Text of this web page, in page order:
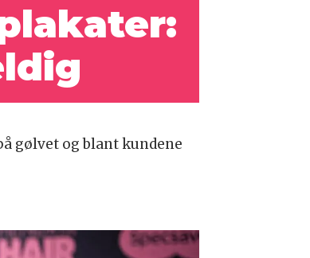
gølvet og blant kundene